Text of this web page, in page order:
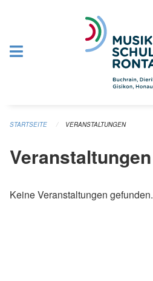
STARTSEITE VERANSTALTUNGEN
Veranstaltungen
Keine Veranstaltungen gefunden.